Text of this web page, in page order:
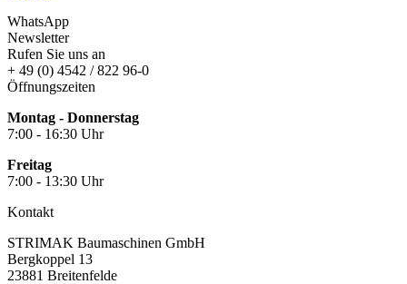
WhatsApp
Newsletter
Rufen Sie uns an
+ 49 (0) 4542 / 822 96-0
Öffnungszeiten
Montag - Donnerstag
7:00 - 16:30 Uhr
Freitag
7:00 - 13:30 Uhr
Kontakt
STRIMAK Baumaschinen GmbH
Bergkoppel 13
23881 Breitenfelde